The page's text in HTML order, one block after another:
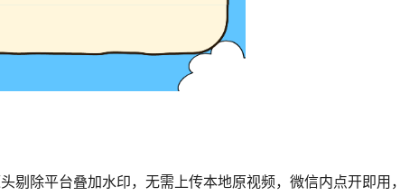
剔除平台叠加水印，无需上传本地原视频，微信内点开即